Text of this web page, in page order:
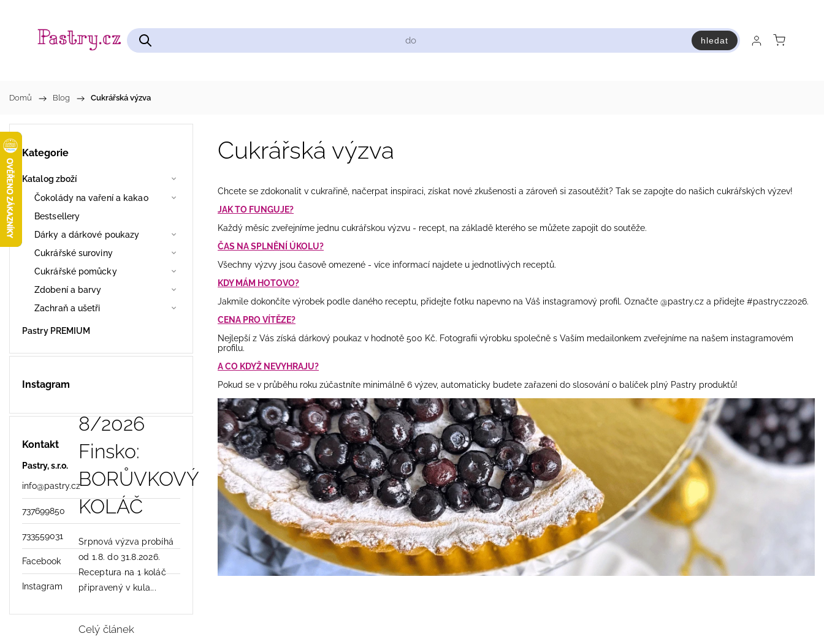
hledat
Domů / Blog / Cukrářská výzva
Kategorie
Katalog zboží
Čokolády na vaření a kakao
Bestsellery
Dárky a dárkové poukazy
Cukrářské suroviny
Cukrářské pomůcky
Zdobení a barvy
Zachraň a ušetři
Pastry PREMIUM
Instagram
Kontakt
Pastry, s.r.o.
info@pastry.cz
737699850
733559031
Facebook
Instagram
Cukrářská výzva
Chcete se zdokonalit v cukrařině, načerpat inspiraci, získat nové zkušenosti a zároveň si zasoutěžit? Tak se zapojte do našich cukrářských výzev!
JAK TO FUNGUJE?
Každý měsíc zveřejníme jednu cukrářskou výzvu - recept, na základě kterého se můžete zapojit do soutěže.
ČAS NA SPLNĚNÍ ÚKOLU?
Všechny výzvy jsou časově omezené - více informací najdete u jednotlivých receptů.
KDY MÁM HOTOVO?
Jakmile dokončíte výrobek podle daného receptu, přidejte fotku napevno na Váš instagramový profil. Označte @pastry.cz a přidejte #pastrycz2026.
CENA PRO VÍTĚZE?
Nejlepší z Vás získá dárkový poukaz v hodnotě 500 Kč. Fotografii výrobku společně s Vaším medailonkem zveřejníme na našem instagramovém
profilu.
A CO KDYŽ NEVYHRAJU?
Pokud se v průběhu roku zúčastníte minimálně 6 výzev, automaticky budete zařazeni do slosování o balíček plný Pastry produktů!
8/2026
Finsko:
BORŮVKOVÝ
KOLÁČ
Srpnová výzva probíhá
od 1.8. do 31.8.2026.
Receptura na 1 koláč
připravený v kula...
Celý článek